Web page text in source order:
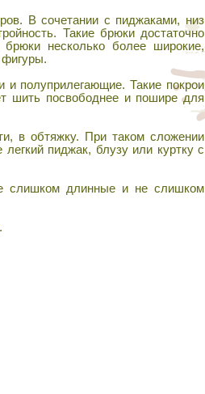
В сочетании с пиджаками, низ
Такие брюки достаточно
несколько более широкие,
фигуры.
и полуприлегающие. Такие покрои
шить посвободнее и пошире для
в обтяжку. При таком сложении
пиджак, блузу или куртку с
слишком длинные и не слишком